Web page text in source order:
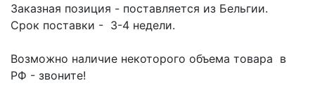
Заказная позиция - поставляется из Бельгии.
Срок поставки - 3-4 недели.
Возможно наличие некоторого объема товара в
РФ - звоните!